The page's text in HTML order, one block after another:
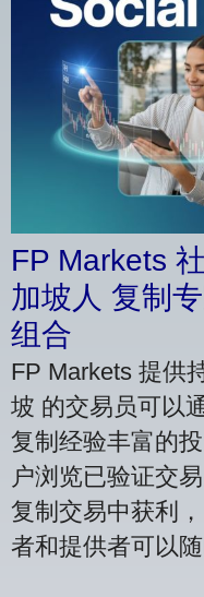
FP Markets
加坡人 复制
组合
FP Markets 提供
坡 的交易员可以
复制经验丰富的
户浏览已验证交
复制交易中获利
者和提供者可以